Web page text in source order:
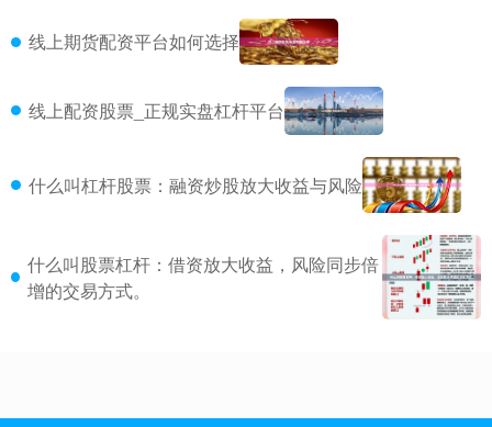
线上期货配资平台如何选择
线上配资股票_正规实盘杠杆平台
什么叫杠杆股票：融资炒股放大收益与风险
什么叫股票杠杆：借资放大收益，风险同步倍
增的交易方式。